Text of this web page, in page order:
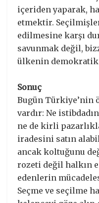
içeriden yaparak,
etmektir.
edilmesine karşı
savunmak değil,
ülkenin demokratik
Sonuç
​Bugün Türkiye’nin
vardır: Ne
ne de kirli
iradesini satın
ancak koltuğunu
rozeti değil halkın
edenlerin
Seçme ve seçilme